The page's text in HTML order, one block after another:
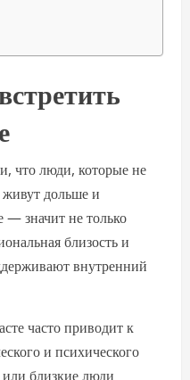
что люди, которые не
дольше и
— значит не только
близость и
внутренний
часто приводит к
и психического
или близкие люди